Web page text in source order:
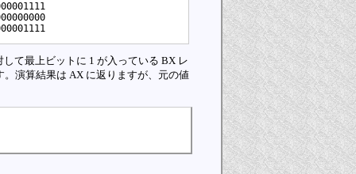
て最上ビットに 1 が入っている BX レ
演算結果は AX に返りますが、元の値